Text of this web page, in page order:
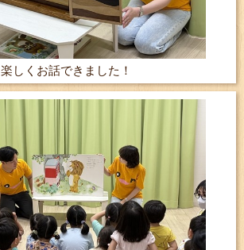
楽しくお話できました！